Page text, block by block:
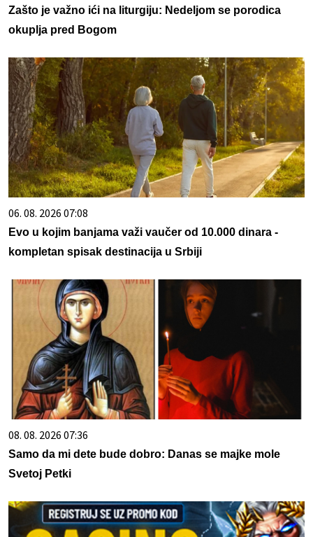
Zašto je važno ići na liturgiju: Nedeljom se porodica
okuplja pred Bogom
06. 08. 2026 07:08
Evo u kojim banjama važi vaučer od 10.000 dinara -
kompletan spisak destinacija u Srbiji
08. 08. 2026 07:36
Samo da mi dete bude dobro: Danas se majke mole
Svetoj Petki